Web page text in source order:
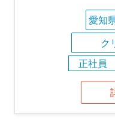
愛知
ク
正社員